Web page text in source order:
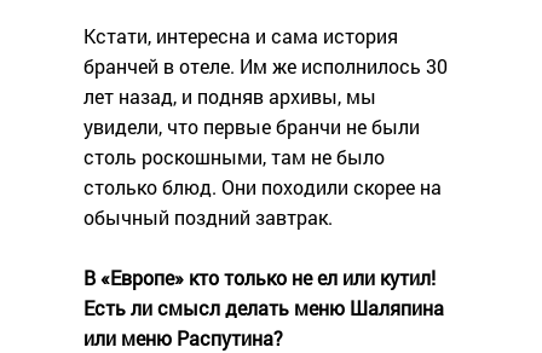
Кстати, интересна и сама история
бранчей в отеле. Им же исполнилось 30
лет назад, и подняв архивы, мы
увидели, что первые бранчи не были
столь роскошными, там не было
столько блюд. Они походили скорее на
обычный поздний завтрак.
В «Европе» кто только не ел или кутил!
Есть ли смысл делать меню Шаляпина
или меню Распутина?